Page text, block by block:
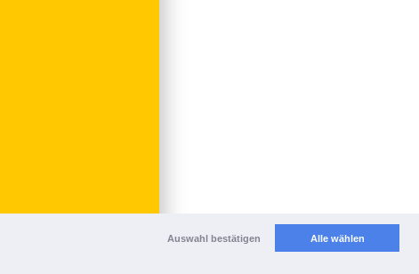
Auswahl bestätigen Alle wählen